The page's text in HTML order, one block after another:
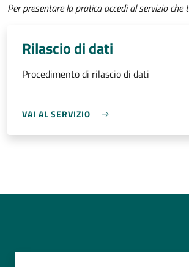
Per presentare la pratica accedi al servizio che
Rilascio di dati
Procedimento di rilascio di dati
VAI AL SERVIZIO